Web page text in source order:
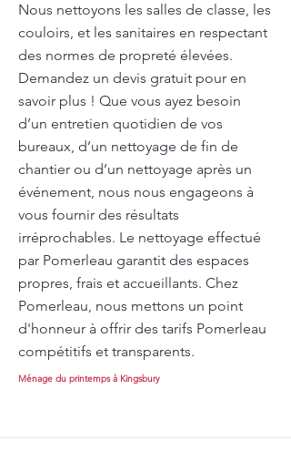
Nous nettoyons les salles de classe, les
couloirs, et les sanitaires en respectant
des normes de propreté élevées.
Demandez un devis gratuit pour en
savoir plus ! Que vous ayez besoin
d’un entretien quotidien de vos
bureaux, d’un nettoyage de fin de
chantier ou d’un nettoyage après un
événement, nous nous engageons à
vous fournir des résultats
irréprochables. Le nettoyage effectué
par Pomerleau garantit des espaces
propres, frais et accueillants. Chez
Pomerleau, nous mettons un point
d'honneur à offrir des tarifs Pomerleau
compétitifs et transparents.
Ménage du printemps à Kingsbury